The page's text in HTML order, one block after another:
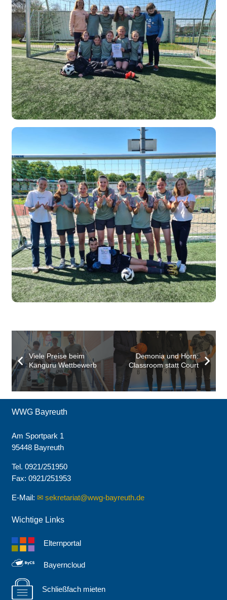
Viele Preise beim
Känguru Wettbewerb
Demonia und Horn:
Classroom statt Court
WWG Bayreuth
Am Sportpark 1
95448 Bayreuth
Tel. 0921/251950
Fax: 0921/251953
E-Mail: sekretariat@wwg-bayreuth.de
Wichtige Links
Elternportal
Bayerncloud
Schließfach mieten